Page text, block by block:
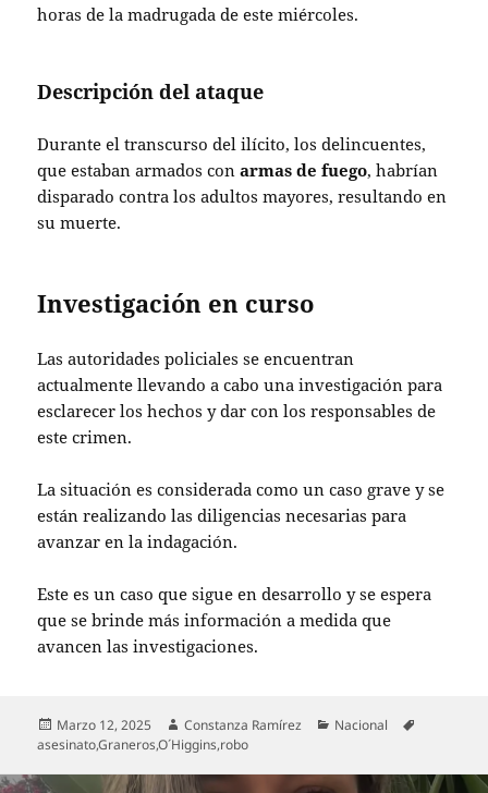
horas de la madrugada de este miércoles.
Descripción del ataque
Durante el transcurso del ilícito, los delincuentes,
que estaban armados conarmas de fuego, habrían
disparado contra los adultos mayores, resultando en
su muerte.
Investigación en curso
Las autoridades policiales se encuentran
actualmente llevando a cabo una investigación para
esclarecer los hechos y dar con los responsables de
este crimen.
La situación es considerada como un caso grave y se
están realizando las diligencias necesarias para
avanzar en la indagación.
Este es un caso que sigue en desarrollo y se espera
que se brinde más información a medida que
avancen las investigaciones.
Publicado
el
Marzo 12, 2025 Autor
Constanza Ramírez Categorías
Nacional
asesinato,Graneros,O´Higgins,robo
Navegación